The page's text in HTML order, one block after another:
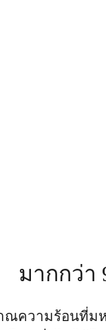
มากกว่า
ณความร้อนที่ม